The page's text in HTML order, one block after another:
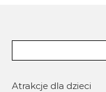
Atrakcje dla dzieci